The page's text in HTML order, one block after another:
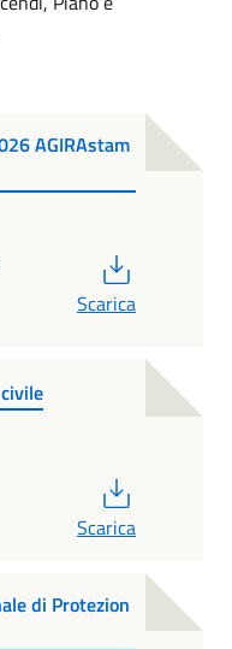
AGIRAstam
Scarica
Scarica
di Protezion